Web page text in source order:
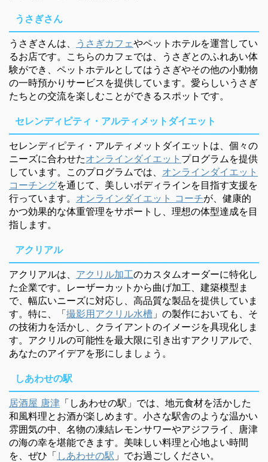
うさぎさん
うさぎさんは、 うさぎカフェやペットホテルを運営してい
るお店です。こちらのカフェでは、うさぎとのふれあい体
験ができ、ペットホテルとしてはうさぎやその他の小動物
の一時預かりサービスを提供しています。愛らしいうさぎ
たちとの交流を楽しむことができるスポットです。
セレンディピティ・アルティメットダイエット
セレンディピティ・アルティメットダイエットは、個々の
ニーズに合わせたオンラインダイエット プログラムを提供
しています。このプログラムでは、 オンラインダイエット
コーチングを通じて、美しいボディラインを目指す支援を
行っています。 オンラインダイエット コーチが、健康的
かつ効果的な体重管理をサポートし、理想の体型達成を目
指します。
アクリアル
アクリアルは、 アクリル加工のカスタムオーダーに特化し
た企業です。レーザーカットから曲げ加工、建築模型ま
で、幅広いニーズに対応し、高品質な製品を提供していま
す。特に、「撮影用アクリル水槽 」の製作においても、そ
の技術力を活かし、クライアントのイメージを具現化しま
す。アクリルの可能性を最大限に引き出すアクリアルで、
あなたのアイデアを形にしましょう。
しあわせの駅
居酒屋 唐津 「しあわせの駅」では、地元食材を活かした
和風料理とお酒が楽しめます。小さな駅舎のような温かい
雰囲気の中、名物の凍結レモンサワーやアジフライ、唐津
の海の幸を堪能できます。美味しい料理と心地よい時間
を、ぜひ「 しあわせの駅 」でお過ごしください。